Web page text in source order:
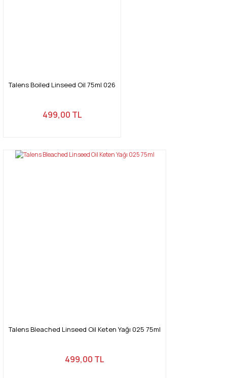
Talens Boiled Linseed Oil 75ml 026
499,00 TL
Talens Bleached Linseed Oil Keten Yağı 025 75ml
499,00 TL